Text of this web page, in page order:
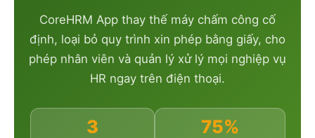
CoreHRM App thay thế máy chấm công cố
định, loại bỏ quy trình xin phép bằng giấy, cho
phép nhân viên và quản lý xử lý mọi nghiệp vụ
HR ngay trên điện thoại.
3 75%